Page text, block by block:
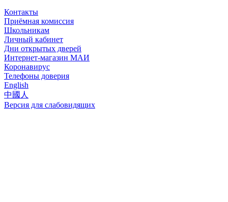
Контакты
Приёмная комиссия
Школьникам
Личный кабинет
Дни открытых дверей
Интернет-магазин МАИ
Коронавирус
Телефоны доверия
English
中國人
Версия для слабовидящих